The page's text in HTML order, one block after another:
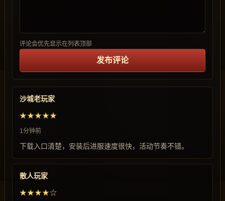
评论会优先显示在列表顶部
发布评论
沙城老玩家
★★★★★
1分钟前
下载入口清楚，安装后进服速度很快，活动节奏不错。
散人玩家
★★★★☆